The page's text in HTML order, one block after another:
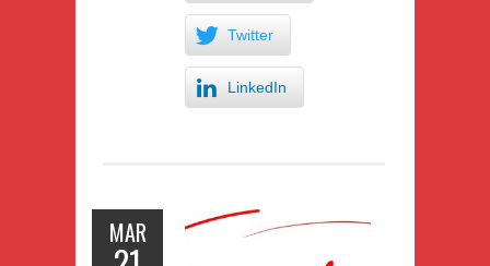
Twitter
LinkedIn
MAR